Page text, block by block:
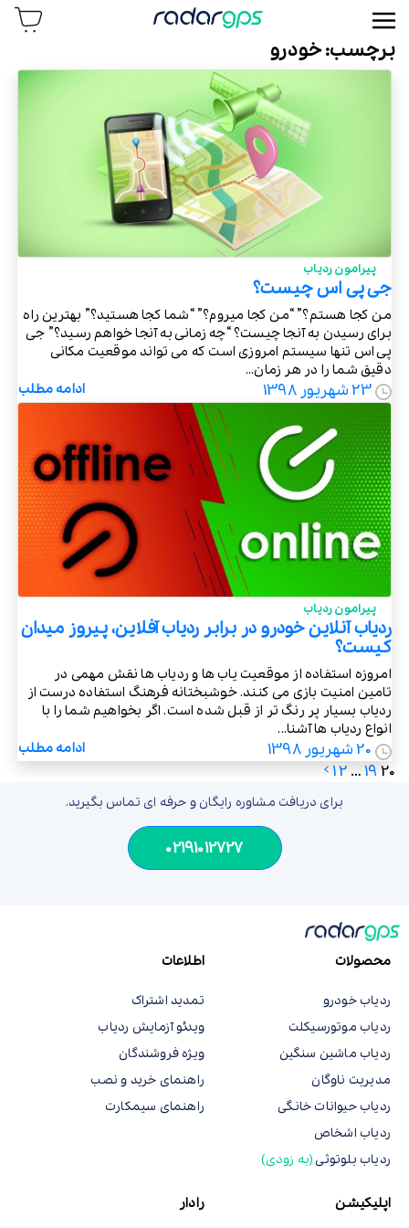
رادار جی پی اس
برچسب:خودرو
پیرامون ردیاب
جی پی اس چیست؟
من کجا هستم؟” “من کجا میروم؟” “شما کجا هستید؟” بهترین راه
برای رسیدن به آنجا چیست؟ “چه زمانی به آنجا خواهم رسید؟” جی
پی اس تنها سیستم امروزی است که می تواند موقعیت مکانی
دقیق شما را در هر زمان...
23 شهریور 1398 ادامه مطلب
پیرامون ردیاب
ردیاب آنلاین خودرو در برابر ردیاب آفلاین، پیروز میدان
کیست؟
امروزه استفاده از موقعیت یاب ها و ردیاب ها نقش مهمی در
تامین امنیت بازی می کنند. خوشبختانه فرهنگ استفاده درست از
ردیاب بسیار پر رنگ تر از قبل شده است. اگر بخواهیم شما را با
انواع ردیاب ها آشنا...
20 شهریور 1398 ادامه مطلب
12 …1920
برای دریافت مشاوره رایگان و حرفه ای تماس بگیرید.
02191012727
محصولات
ردیاب خودرو
ردیاب موتورسیکلت
ردیاب ماشین سنگین
مدیریت ناوگان
ردیاب حیوانات خانگی
ردیاب اشخاص
ردیاب بلوتوثی (به زودی)
اطلاعات
تمدید اشتراک
ویدئو آزمایش ردیاب
ویژه فروشندگان
راهنمای خرید و نصب
راهنمای سیمکارت
اپلیکیشن رادار